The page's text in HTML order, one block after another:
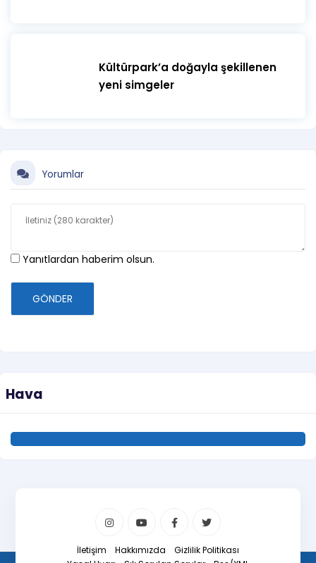
Kültürpark’a doğayla şekillenen
yeni simgeler
Yorumlar
Yanıtlardan haberim olsun.
GÖNDER
Hava
İletişim Hakkımızda
Gizlilik Politikası